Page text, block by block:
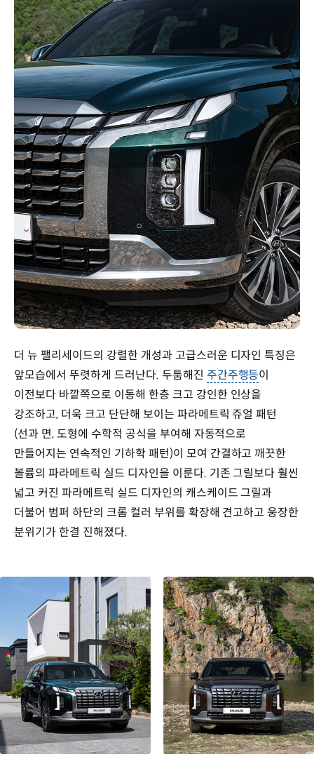
더 뉴 팰리세이드의 강렬한 개성과 고급스러운 디자인 특징은
앞모습에서 뚜렷하게 드러난다. 두툼해진 주간주행등이
이전보다 바깥쪽으로 이동해 한층 크고 강인한 인상을
강조하고, 더욱 크고 단단해 보이는 파라메트릭 쥬얼 패턴
(선과 면, 도형에 수학적 공식을 부여해 자동적으로
만들어지는 연속적인 기하학 패턴)이 모여 간결하고 깨끗한
볼륨의 파라메트릭 실드 디자인을 이룬다. 기존 그릴보다 훨씬
넓고 커진 파라메트릭 실드 디자인의 캐스케이드 그릴과
더불어 범퍼 하단의 크롬 컬러 부위를 확장해 견고하고 웅장한
분위기가 한결 진해졌다.